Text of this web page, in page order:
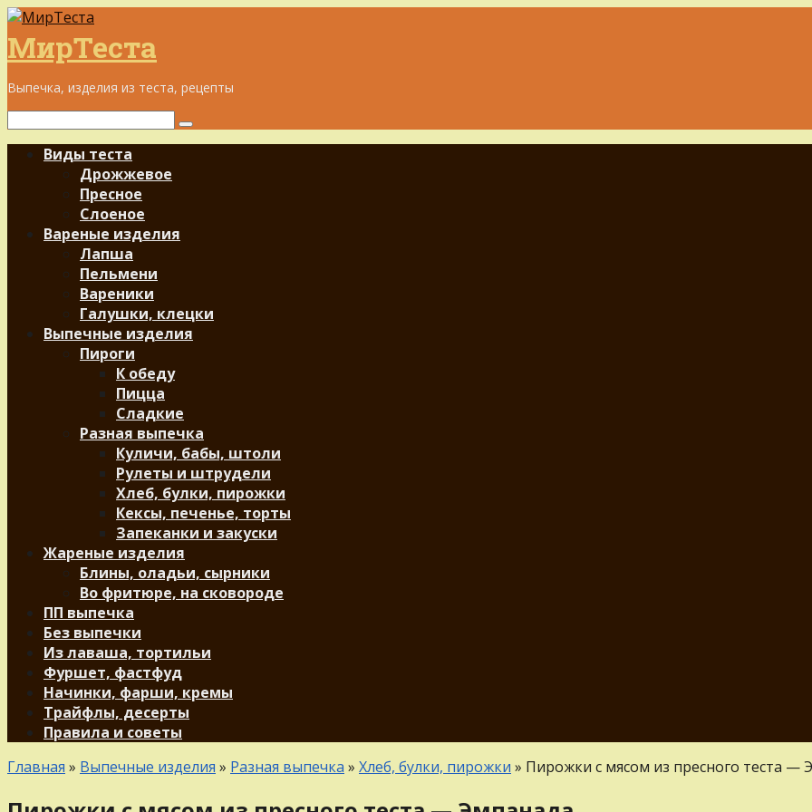
Перейти
к
контенту
МирТеста
Выпечка, изделия из теста, рецепты
Поиск:
Виды теста
Дрожжевое
Пресное
Слоеное
Вареные изделия
Лапша
Пельмени
Вареники
Галушки, клецки
Выпечные изделия
Пироги
К обеду
Пицца
Сладкие
Разная выпечка
Куличи, бабы, штоли
Рулеты и штрудели
Хлеб, булки, пирожки
Кексы, печенье, торты
Запеканки и закуски
Жареные изделия
Блины, оладьи, сырники
Во фритюре, на сковороде
ПП выпечка
Без выпечки
Из лаваша, тортильи
Фуршет, фастфуд
Начинки, фарши, кремы
Трайфлы, десерты
Правила и советы
Главная » Выпечные изделия » Разная выпечка » Хлеб, булки, пирожки » Пирожки с мясом из пресного теста —